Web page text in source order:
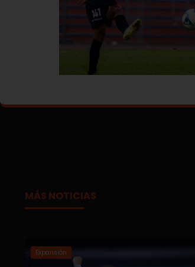
MÁS NOTICIAS
Expansión